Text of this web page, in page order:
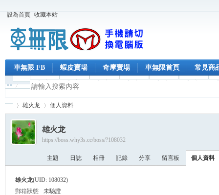
設為首頁 收藏本站
車無限 FB 蝦皮賣場 奇摩賣場 車無限首頁 常見商
›
雄火龙 個人資料
雄火龙
https://boss.why3s.cc/boss/?108032
主題 日誌 相冊 記錄 分享 留言板 個人資料
雄火龙(UID: 108032)
郵箱狀態
未驗證